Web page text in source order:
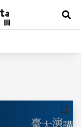
展
儲存